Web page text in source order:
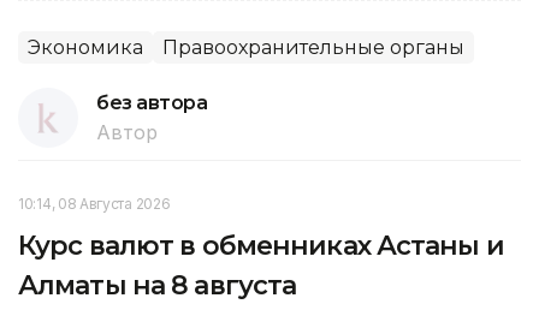
Экономика Правоохранительные органы
без автора
Автор
10:14, 08 Августа 2026
Курс валют в обменниках Астаны и
Алматы на 8 августа